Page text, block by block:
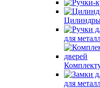
Цилиндры
для
для